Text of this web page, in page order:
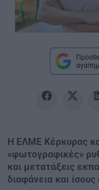
Η ΕΛΜΕ Κέρκυρας
«φωτογραφικές»
και μετατάξεις
διαφάνεια και